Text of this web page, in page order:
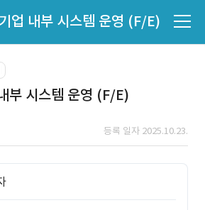
업 내부 시스템 운영 (F/E)
부 시스템 운영 (F/E)
등록 일자 2025.10.23.